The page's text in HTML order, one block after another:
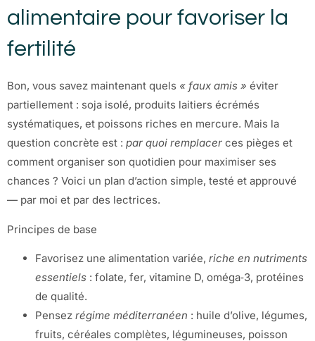
alimentaire pour favoriser la
fertilité
Bon, vous savez maintenant quels « faux amis » éviter
partiellement : soja isolé, produits laitiers écrémés
systématiques, et poissons riches en mercure. Mais la
question concrète est : par quoi remplacer ces pièges et
comment organiser son quotidien pour maximiser ses
chances ? Voici un plan d’action simple, testé et approuvé
— par moi et par des lectrices.
Principes de base
Favorisez une alimentation variée, riche en nutriments
essentiels : folate, fer, vitamine D, oméga‑3, protéines
de qualité.
Pensez régime méditerranéen : huile d’olive, légumes,
fruits, céréales complètes, légumineuses, poisson